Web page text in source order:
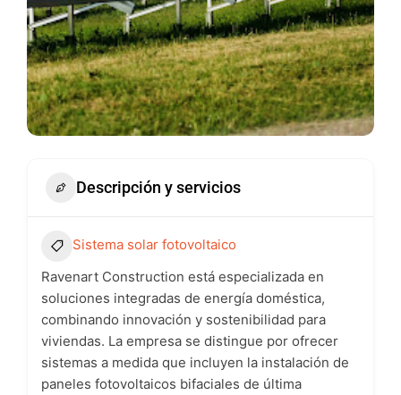
Descripción y servicios
Sistema solar fotovoltaico
Ravenart Construction está especializada en
soluciones integradas de energía doméstica,
combinando innovación y sostenibilidad para
viviendas. La empresa se distingue por ofrecer
sistemas a medida que incluyen la instalación de
paneles fotovoltaicos bifaciales de última